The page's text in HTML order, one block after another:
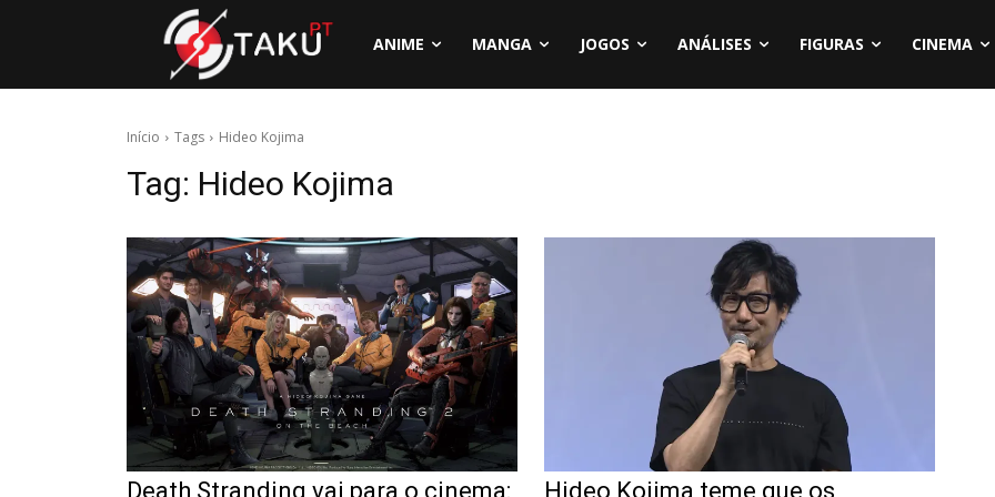
ANIME MANGA JOGOS ANÁLISES FIGURAS CINEMA
Início Tags Hideo Kojima
Tag: Hideo Kojima
Death Stranding vai para o cinema:
Hideo Kojima teme que os